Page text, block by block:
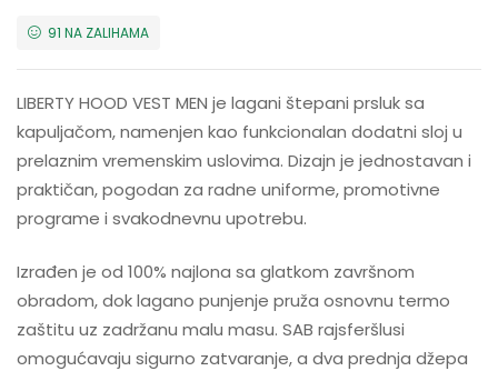
91 NA ZALIHAMA
LIBERTY HOOD VEST MEN je lagani štepani prsluk sa
kapuljačom, namenjen kao funkcionalan dodatni sloj u
prelaznim vremenskim uslovima. Dizajn je jednostavan i
praktičan, pogodan za radne uniforme, promotivne
programe i svakodnevnu upotrebu.
Izrađen je od 100% najlona sa glatkom završnom
obradom, dok lagano punjenje pruža osnovnu termo
zaštitu uz zadržanu malu masu. SAB rajsferšlusi
omogućavaju sigurno zatvaranje, a dva prednja džepa